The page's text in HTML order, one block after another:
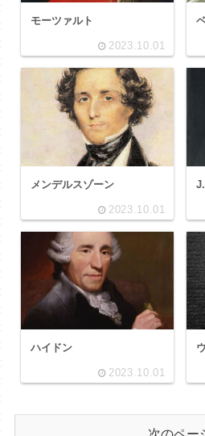
モーツァルト
2023.10.01
メンデルスゾーン
2023.10.01
ハイドン
2023.10.01